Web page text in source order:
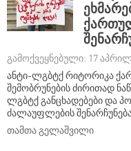
გამოქვეყნებული: 17
ანტი-ლგბტქ რიტორიკა
შემობრუნების ძირითად
ლგბტქ განცხადებები და
ძალაუფლების
თამთა გელაშვილი